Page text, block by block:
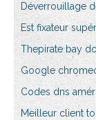
Déverrouillage
Est fixateur
Thepirate bay
Google
Codes dns
Meilleur client